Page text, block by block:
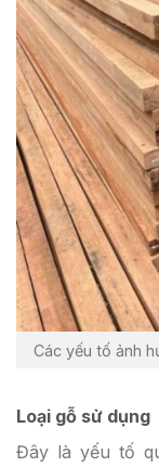
Các yếu tố ảnh
Loại gỗ sử dụng
Đây là yếu tố